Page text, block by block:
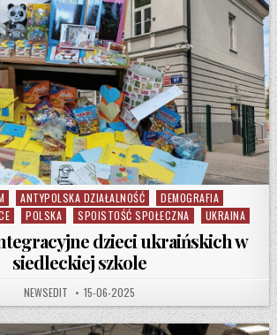
ANTYPOLSKA DZIAŁALNOŚĆ
DEMOGRAFIA
POLSKA SPOISTOŚĆ SPOŁECZNA UKRAINA
dzieci ukraińskich w
siedleckiej szkole
AUTHOR:
NEWSEDIT PUBLISHED DATE:
15-06-2025